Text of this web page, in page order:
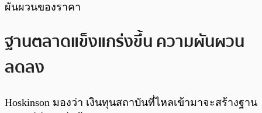
ผันผวนของราคา
ฐานตลาดแข็งแกร่งขึ้น ความผันผวน
ลดลง
Hoskinson มองว่า เงินทุนสถาบันที่ไหลเข้ามาจะสร้างฐาน